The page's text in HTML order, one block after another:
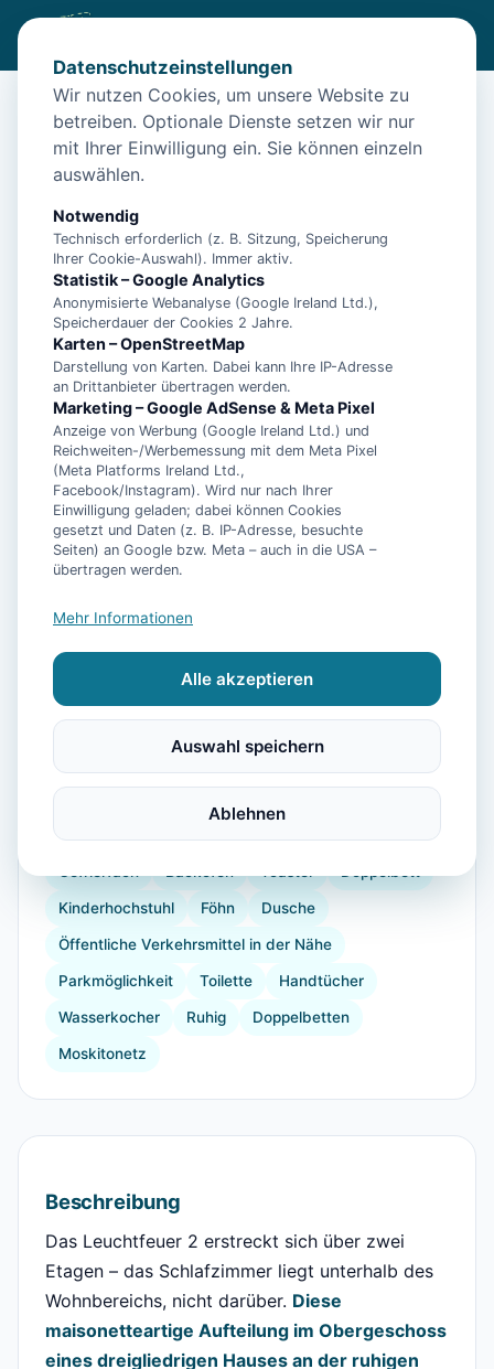
/Unterkünfte /Norden/
Ferienwohnung Leuchtfeuer2 Norden – Nordsee-Urlaub in
Norden
Ferienwohnung Leuchtfeuer2
Norden – Nordsee-Urlaub in Norden
26506 Norden
Ausstattung
Kühlschrank
Kinderhochstuhl Föhn Dusche
Öffentliche Verkehrsmittel in der Nähe
Parkmöglichkeit Toilette Handtücher
Wasserkocher Ruhig Doppelbetten
Moskitonetz
Beschreibung
Das Leuchtfeuer 2 erstreckt sich über zwei
Etagen – das Schlafzimmer liegt unterhalb des
Wohnbereichs, nicht darüber. Diese
maisonetteartige Aufteilung im Obergeschoss
eines dreigliedrigen Hauses an der ruhigen
Datenschutzeinstellungen
Wir nutzen Cookies, um unsere Website zu
betreiben. Optionale Dienste setzen wir nur
mit Ihrer Einwilligung ein. Sie können einzeln
auswählen.
Notwendig
Technisch erforderlich (z. B. Sitzung, Speicherung
Ihrer Cookie-Auswahl). Immer aktiv.
Statistik – Google Analytics
Anonymisierte Webanalyse (Google Ireland Ltd.),
Speicherdauer der Cookies 2 Jahre.
Karten – OpenStreetMap
Darstellung von Karten. Dabei kann Ihre IP-Adresse
an Drittanbieter übertragen werden.
Marketing – Google AdSense & Meta Pixel
Anzeige von Werbung (Google Ireland Ltd.) und
Reichweiten-/Werbemessung mit dem Meta Pixel
(Meta Platforms Ireland Ltd.,
Facebook/Instagram). Wird nur nach Ihrer
Einwilligung geladen; dabei können Cookies
gesetzt und Daten (z. B. IP-Adresse, besuchte
Seiten) an Google bzw. Meta – auch in die USA –
übertragen werden.
Mehr Informationen
Alle akzeptieren
Auswahl speichern
Ablehnen